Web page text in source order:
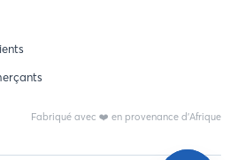
Fabriqué avec ❤️ en provenance d'Afrique